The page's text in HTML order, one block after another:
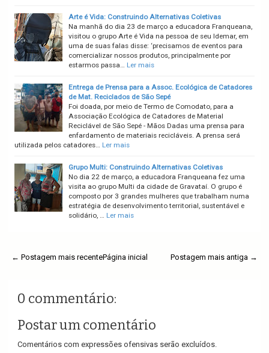
Arte é Vida: Construindo Alternativas Coletivas
Na manhã do dia 23 de março a educadora Franqueana,
visitou o grupo Arte é Vida na pessoa de seu Idemar, em
uma de suas falas disse: ‘precisamos de eventos para
comercializar nossos produtos, principalmente por
estarmos passa… Ler mais
Entrega de Prensa para a Assoc. Ecológica de Catadores
de Mat. Reciclados de São Sepé
Foi doada, por meio de Termo de Comodato, para a
Associação Ecológica de Catadores de Material
Reciclável de São Sepé - Mãos Dadas uma prensa para
enfardamento de materiais recicláveis. A prensa será
utilizada pelos catadores… Ler mais
Grupo Multi: Construindo Alternativas Coletivas
No dia 22 de março, a educadora Franqueana fez uma
visita ao grupo Multi da cidade de Gravataí. O grupo é
composto por 3 grandes mulheres que trabalham numa
estratégia de desenvolvimento territorial, sustentável e
solidário, … Ler mais
← Postagem mais recente Postagem mais antiga →
Página inicial
0 commentário:
Postar um comentário
Comentários com expressões ofensivas serão excluídos.